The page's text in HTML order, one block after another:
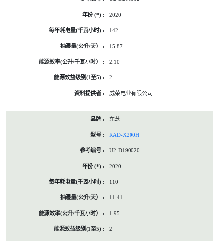
2020
142
15.87
2.10
2
威荣电业有限公司
东芝
RAD-X200H
U2-D190020
2020
110
11.41
1.95
2